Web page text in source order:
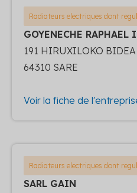
Radiateurs electriques dont
GOYENECHE
191 HIRUXILOKO
64310 SARE
Voir la fiche de
Radiateurs electriques dont
SARL GAIN